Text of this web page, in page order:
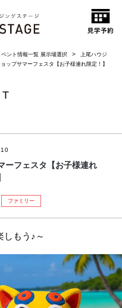
ント情報一覧 展示場選択
上尾ハウジ
ップサマーフェスタ【お子様連れ限定！】
ーフェスタ【お子様連れ
ファミリー
しもう♪～